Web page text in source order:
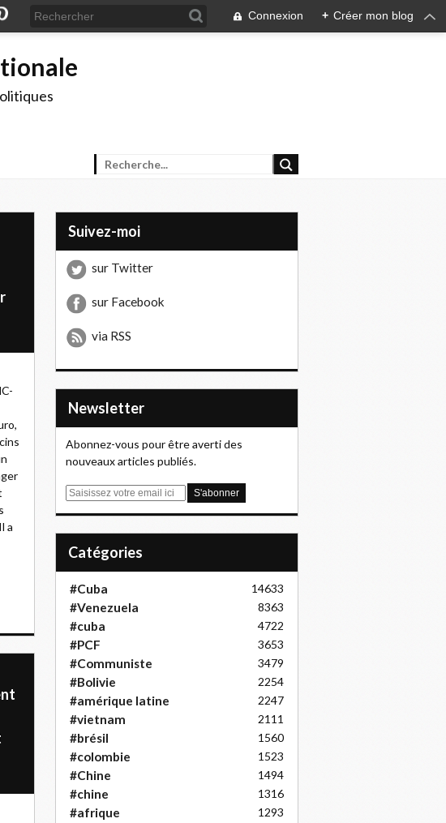
Connexion + Créer mon blog
a
Suivez-moi
sur Twitter
sur Facebook
via RSS
Newsletter
Abonnez-vous pour être averti des
nouveaux articles publiés.
E
Catégories
#Cuba 14633
#Venezuela 8363
#cuba 4722
#PCF 3653
#Communiste 3479
#Bolivie 2254
#amérique latine 2247
#vietnam 2111
#brésil 1560
#colombie 1523
#Chine 1494
#chine 1316
#afrique 1293